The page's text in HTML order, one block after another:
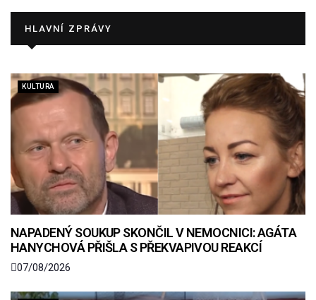
HLAVNÍ ZPRÁVY
KULTURA
NAPADENÝ SOUKUP SKONČIL V NEMOCNICI: AGÁTA
HANYCHOVÁ PŘIŠLA S PŘEKVAPIVOU REAKCÍ
07/08/2026